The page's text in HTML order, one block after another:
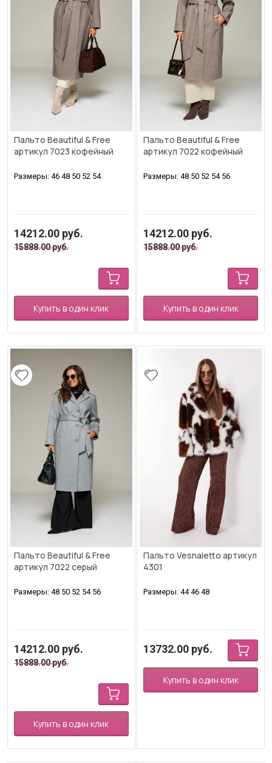
Пальто Beautiful & Free
артикул 7023 кофейный
Размеры: 46 48 50 52 54
14212.00 руб.
15888.00руб.
Купить в один клик
Пальто Beautiful & Free
артикул 7022 кофейный
Размеры: 48 50 52 54 56
14212.00 руб.
15888.00руб.
Купить в один клик
Пальто Beautiful & Free
артикул 7022 серый
Размеры: 48 50 52 54 56
14212.00 руб.
15888.00руб.
Купить в один клик
Пальто Vesnaletto артикул
4301
Размеры: 44 46 48
13732.00 руб.
Купить в один клик